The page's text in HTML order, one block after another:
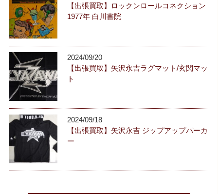
【出張買取】ロックンロールコネクション
1977年 白川書院
2024/09/20
【出張買取】矢沢永吉ラグマット/玄関マッ
ト
2024/09/18
【出張買取】矢沢永吉 ジップアップパーカ
ー